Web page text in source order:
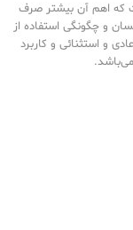
که اهم آن بیشتر صرف
و چگونگی استفاده از
و استثنائی و کاربرد